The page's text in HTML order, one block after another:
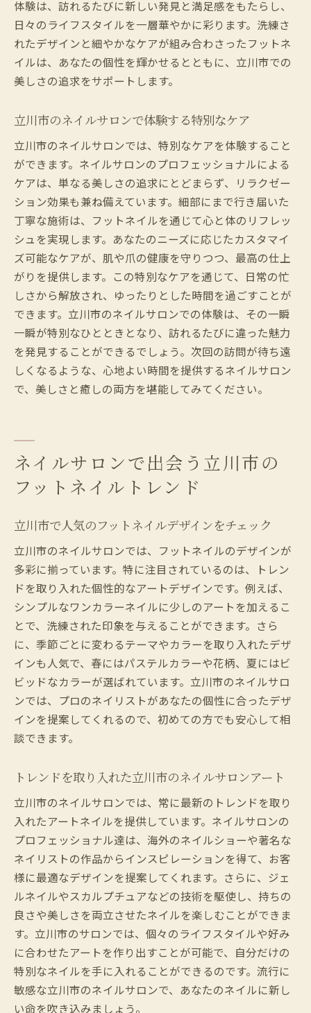
ル
ネイルサロンで実現する立川市の独自デザ
イン
立川市のフットネイルで創造する美のアー
ト
ネイルサロンが提案する立川市の最新デザ
イン
立川市のフットネイルで表現するトレンド
感
立川市のネイルサロンで心を癒すフットネイル
の秘密
立川市のネイルサロンが提供するリラクゼ
ーション
心に響く立川市のフットネイルケアの技
癒しを実感する立川市のネイルサロン体験
立川市のネイルサロンで見つける心の安ら
ぎ
フットネイルがもたらす立川市でのリラク
ゼーション
立川市のネイルサロンでの癒しの時間を大
特別な空間
立川市のネイルサロンで見つける特別な空
間
フットネイルが創る立川市のサロン体験の
違い
立川市で心地よいサロンの雰囲気を楽しむ
ネイルサロンの空間デザインがもたらす立
川市の魅力
立川市のネイルサロンで過ごす特別なひと
とき
フットネイルで感じる立川市の居心地の良
さ
体験は、訪れるたびに新しい発見と満足感をもたらし、
日々のライフスタイルを一層華やかに彩ります。洗練さ
れたデザインと細やかなケアが組み合わさったフットネ
イルは、あなたの個性を輝かせるとともに、立川市での
美しさの追求をサポートします。
立川市のネイルサロンで体験する特別なケア
立川市のネイルサロンでは、特別なケアを体験すること
ができます。ネイルサロンのプロフェッショナルによる
ケアは、単なる美しさの追求にとどまらず、リラクゼー
ション効果も兼ね備えています。細部にまで行き届いた
丁寧な施術は、フットネイルを通じて心と体のリフレッ
シュを実現します。あなたのニーズに応じたカスタマイ
ズ可能なケアが、肌や爪の健康を守りつつ、最高の仕上
がりを提供します。この特別なケアを通じて、日常の忙
しさから解放され、ゆったりとした時間を過ごすことが
できます。立川市のネイルサロンでの体験は、その一瞬
一瞬が特別なひとときとなり、訪れるたびに違った魅力
を発見することができるでしょう。次回の訪問が待ち遠
しくなるような、心地よい時間を提供するネイルサロン
で、美しさと癒しの両方を堪能してみてください。
ネイルサロンで出会う立川市の
フットネイルトレンド
立川市で人気のフットネイルデザインをチェック
立川市のネイルサロンでは、フットネイルのデザインが
多彩に揃っています。特に注目されているのは、トレン
ドを取り入れた個性的なアートデザインです。例えば、
シンプルなワンカラーネイルに少しのアートを加えるこ
とで、洗練された印象を与えることができます。さら
に、季節ごとに変わるテーマやカラーを取り入れたデザ
インも人気で、春にはパステルカラーや花柄、夏にはビ
ビッドなカラーが選ばれています。立川市のネイルサロ
ンでは、プロのネイリストがあなたの個性に合ったデザ
インを提案してくれるので、初めての方でも安心して相
談できます。
トレンドを取り入れた立川市のネイルサロンアート
立川市のネイルサロンでは、常に最新のトレンドを取り
入れたアートネイルを提供しています。ネイルサロンの
プロフェッショナル達は、海外のネイルショーや著名な
ネイリストの作品からインスピレーションを得て、お客
様に最適なデザインを提案してくれます。さらに、ジェ
ルネイルやスカルプチュアなどの技術を駆使し、持ちの
良さや美しさを両立させたネイルを楽しむことができま
す。立川市のサロンでは、個々のライフスタイルや好み
に合わせたアートを作り出すことが可能で、自分だけの
特別なネイルを手に入れることができるのです。流行に
敏感な立川市のネイルサロンで、あなたのネイルに新し
い命を吹き込みましょう。